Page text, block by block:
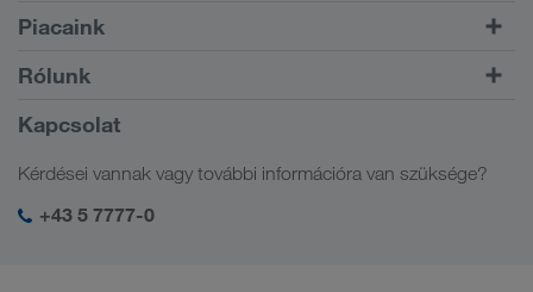
Közúti szállítás
CONNECT ügyfélportál
Digitális megoldások
Ágazati megoldások
Piacaink
Európa
Kaukázus
Közép-Ázsia
Közel-Kelet
Rólunk
Céginformáció
Szociális felelősségvállalás
SHEQ-menedzsment
Kapcsolat
Kérdései vannak vagy további információra van szüksége?
+43 5 7777-0